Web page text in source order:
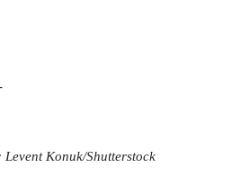
Levent Konuk/Shutterstock